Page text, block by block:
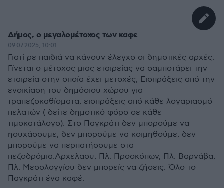
Δήμος, ο μεγαλομέτοχος των καφε
09.07.2025, 10:01
Γιατί ρε παιδιά να κάνουν έλεγχο οι δημοτικές αρχές.
Γίνεται ο μέτοχος μιας εταιρείας να σαμποτάρει την
εταιρεία στην οποία έχει μετοχές; Εισπράξεις από την
ενοικίαση του δημόσιου χώρου για
τραπεζοκαθίσματα, εισπράξεις από κάθε λογαριασμό
πελατών ( δείτε δημοτικό φόρο σε κάθε
τιμοκατάλογο). Στο Παγκράτι δεν μπορούμε να
ησυχάσουμε, δεν μπορούμε να κοιμηθούμε, δεν
μπορούμε να περπατήσουμε στα
πεζοδρόμια.Αρχελαου, Πλ. Προσκόπων, Πλ. Βαρνάβα,
Πλ. Μεσολογγίου δεν μπορείς να ζήσεις. Όλο το
Παγκράτι ένα καφέ.